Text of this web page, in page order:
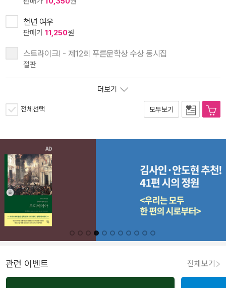
천년 여우
판매가 11,250원
스트라이크! - 제12회 푸른문학상 수상 동시집
절판
더보기
전체선택 모두보기
관련 이벤트 전체보기